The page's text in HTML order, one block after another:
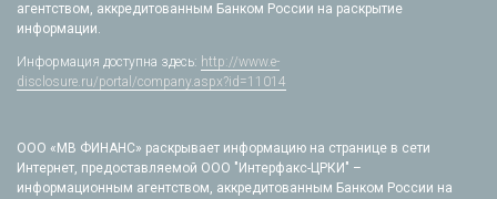
агентством, аккредитованным Банком России на раскрытие
информации.
Информация доступна здесь: http://www.e-
disclosure.ru/portal/company.aspx?id=11014
ООО «МВ ФИНАНС» раскрывает информацию на странице в сети
Интернет, предоставляемой ООО "Интерфакс-ЦРКИ" –
информационным агентством, аккредитованным Банком России на